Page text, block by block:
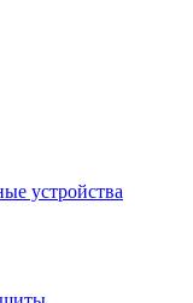
устройства